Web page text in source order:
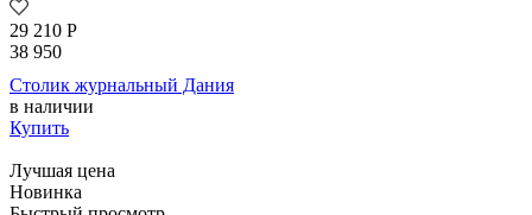
29 210 Р
38 950
Столик журнальный Дания
в наличии
Купить
Лучшая цена
Новинка